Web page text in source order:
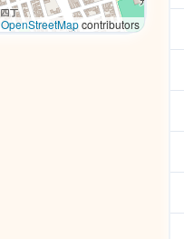
OpenStreetMapcontributors